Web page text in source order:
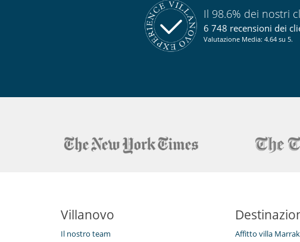
Per la vostra comodità e convenienza
Salone e sala da mangiare nello stesso posto
Il 98.6% dei nostri
6 748 recensioni dei
Valutazione Media: 4.64 su 5.
Villanovo
Il nostro team
Affitto villa